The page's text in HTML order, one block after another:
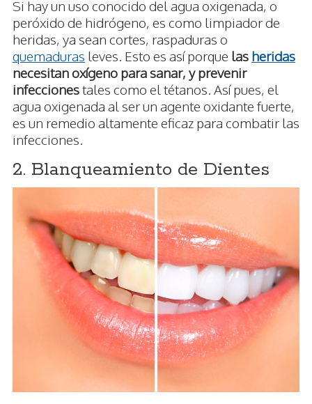
Si hay un uso conocido del agua oxigenada, o
peróxido de hidrógeno, es como limpiador de
heridas, ya sean cortes, raspaduras o
quemaduras leves. Esto es así porque las heridas
necesitan oxígeno para sanar, y prevenir
infeccionestales como el tétanos. Así pues, el
agua oxigenada al ser un agente oxidante fuerte,
es un remedio altamente eficaz para combatir las
infecciones.
2. Blanqueamiento de Dientes